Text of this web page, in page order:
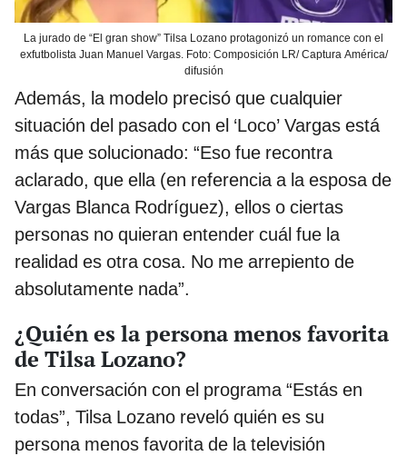
La jurado de “El gran show” Tilsa Lozano protagonizó un romance con el
exfutbolista Juan Manuel Vargas. Foto: Composición LR/ Captura América/
difusión
Además, la modelo precisó que cualquier
situación del pasado con el ‘Loco’ Vargas está
más que solucionado: “Eso fue recontra
aclarado, que ella (en referencia a la esposa de
Vargas Blanca Rodríguez), ellos o ciertas
personas no quieran entender cuál fue la
realidad es otra cosa. No me arrepiento de
absolutamente nada”.
¿Quién es la persona menos favorita
de Tilsa Lozano?
En conversación con el programa “Estás en
todas”, Tilsa Lozano reveló quién es su
persona menos favorita de la televisión